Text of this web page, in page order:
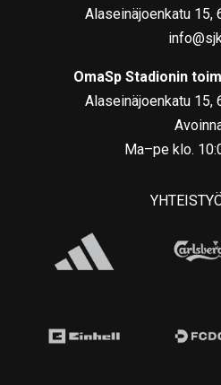
Alaseinäjoenkatu 15,
OmaSp Stadionin
Alaseinäjoenkatu 15,
Ma–pe klo.